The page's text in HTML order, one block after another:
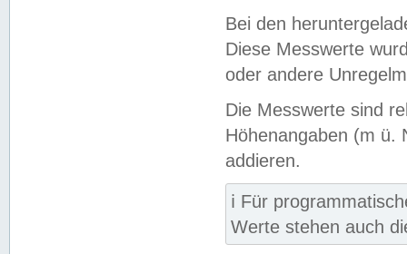
Bei den
Diese Messwerte
oder andere
Die Messwerte sind
Höhenangaben (m ü.
addieren.
ℹ️ Für
Werte stehen auch